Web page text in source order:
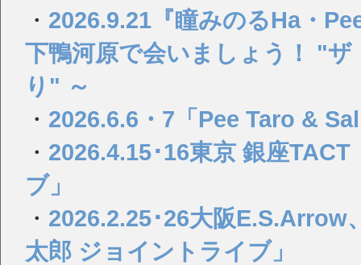
・ 2026.9.21『瞳みのるHa・
下鴨河原で会いましょう！ "
り" ～
・ 2026.6.6・7「Pee Taro &
・ 2026.4.15･16東京 銀座
ブ」
・ 2026.2.25･26大阪E.S.Arrow
太郎 ジョイントライブ」